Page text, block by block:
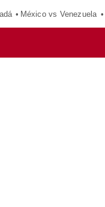
México vs Venezuela